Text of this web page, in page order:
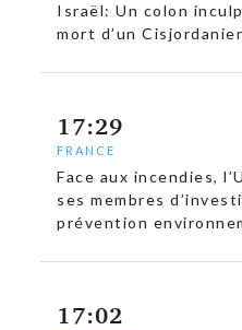
Israël: Un colon
mort d’un
17:29
FRANCE
Face aux incendies,
ses membres
prévention
17:02